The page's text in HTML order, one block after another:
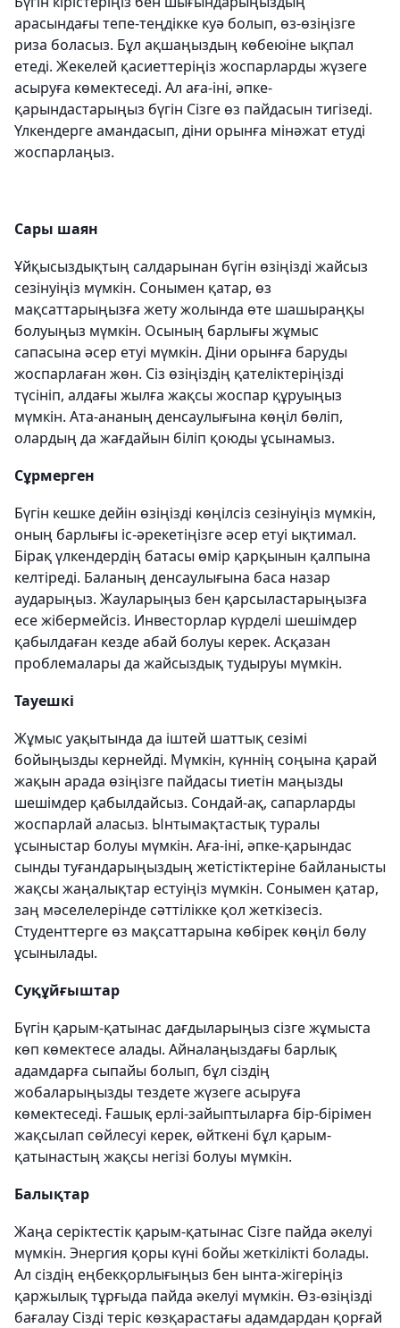
арасындағы тепе-теңдікке куә болып, өз-өзіңізге
риза боласыз. Бұл ақшаңыздың көбеюіне ықпал
етеді. Жекелей қасиеттеріңіз жоспарларды жүзеге
асыруға көмектеседі. Ал аға-іні, әпке-
қарындастарыңыз бүгін Сізге өз пайдасын тигізеді.
Үлкендерге амандасып, діни орынға мінәжат етуді
жоспарлаңыз.
Сары шаян
Ұйқысыздықтың салдарынан бүгін өзіңізді жайсыз
сезінуіңіз мүмкін. Сонымен қатар, өз
мақсаттарыңызға жету жолында өте шашыраңқы
болуыңыз мүмкін. Осының барлығы жұмыс
сапасына әсер етуі мүмкін. Діни орынға баруды
жоспарлаған жөн. Сіз өзіңіздің қателіктеріңізді
түсініп, алдағы жылға жақсы жоспар құруыңыз
мүмкін. Ата-ананың денсаулығына көңіл бөліп,
олардың да жағдайын біліп қоюды ұсынамыз.
Сұрмерген
Бүгін кешке дейін өзіңізді көңілсіз сезінуіңіз мүмкін,
оның барлығы іс-әрекетіңізге әсер етуі ықтимал.
Бірақ үлкендердің батасы өмір қарқынын қалпына
келтіреді. Баланың денсаулығына баса назар
аударыңыз. Жауларыңыз бен қарсыластарыңызға
есе жібермейсіз. Инвесторлар күрделі шешімдер
қабылдаған кезде абай болуы керек. Асқазан
проблемалары да жайсыздық тудыруы мүмкін.
Тауешкі
Жұмыс уақытында да іштей шаттық сезімі
бойыңызды кернейді. Мүмкін, күннің соңына қарай
жақын арада өзіңізге пайдасы тиетін маңызды
шешімдер қабылдайсыз. Сондай-ақ, сапарларды
жоспарлай аласыз. Ынтымақтастық туралы
ұсыныстар болуы мүмкін. Аға-іні, әпке-қарындас
сынды туғандарыңыздың жетістіктеріне байланысты
жақсы жаңалықтар естуіңіз мүмкін. Сонымен қатар,
заң мәселелерінде сәттілікке қол жеткізесіз.
Студенттерге өз мақсаттарына көбірек көңіл бөлу
ұсынылады.
Суқұйғыштар
Бүгін қарым-қатынас дағдыларыңыз сізге жұмыста
көп көмектесе алады. Айналаңыздағы барлық
адамдарға сыпайы болып, бұл сіздің
жобаларыңызды тездете жүзеге асыруға
көмектеседі. Ғашық ерлі-зайыптыларға бір-бірімен
жақсылап сөйлесуі керек, өйткені бұл қарым-
қатынастың жақсы негізі болуы мүмкін.
Балықтар
Жаңа серіктестік қарым-қатынас Сізге пайда әкелуі
мүмкін. Энергия қоры күні бойы жеткілікті болады.
Ал сіздің еңбекқорлығыңыз бен ынта-жігеріңіз
қаржылық тұрғыда пайда әкелуі мүмкін. Өз-өзіңізді
бағалау Сізді теріс көзқарастағы адамдардан қорғай